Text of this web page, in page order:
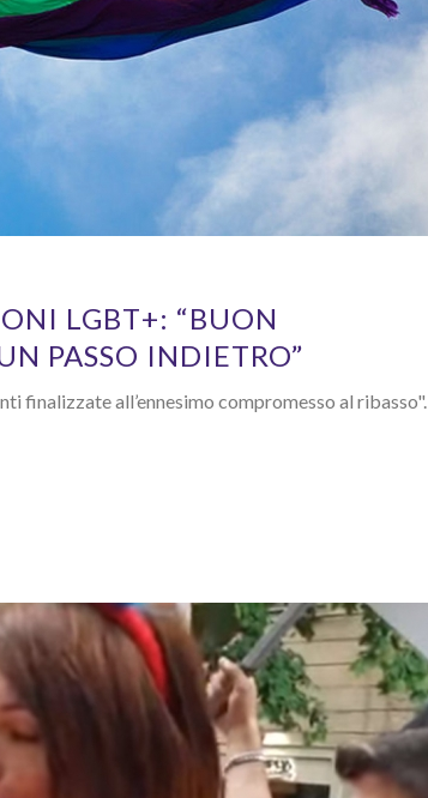
LGBT+: “BUON
PASSO INDIETRO”
finalizzate all’ennesimo compromesso al ribasso".